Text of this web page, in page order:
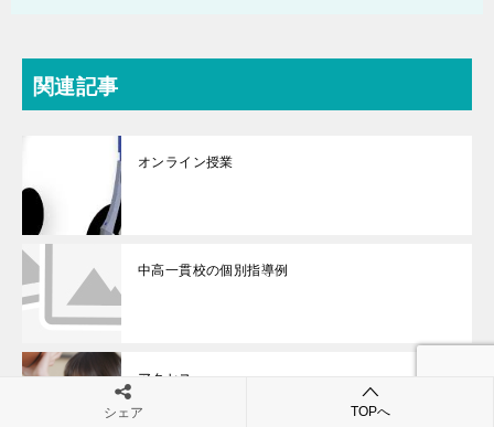
関連記事
オンライン授業
中高一貫校の個別指導例
アクセス
シェア TOPへ